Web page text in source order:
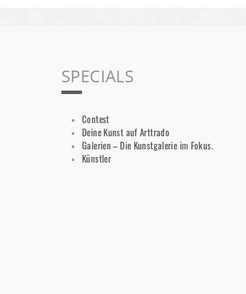
SPECIALS
Contest
Deine Kunst auf Arttrado
Galerien – Die Kunstgalerie im Fokus.
Künstler